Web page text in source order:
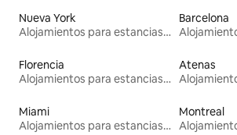
Nueva York
Alojamientos para estancias largas
Barcelona
Florencia
Alojamientos para estancias largas
Atenas
Miami
Alojamientos para estancias largas
Montreal